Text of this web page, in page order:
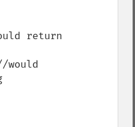
return
would